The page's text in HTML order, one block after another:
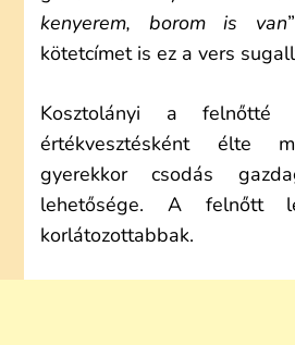
kenyerem, borom is van
kötetcímet is ez a vers
Kosztolányi a felnőtté
értékvesztésként élte
gyerekkor csodás
lehetősége. A felnőtt
korlátozottabbak.